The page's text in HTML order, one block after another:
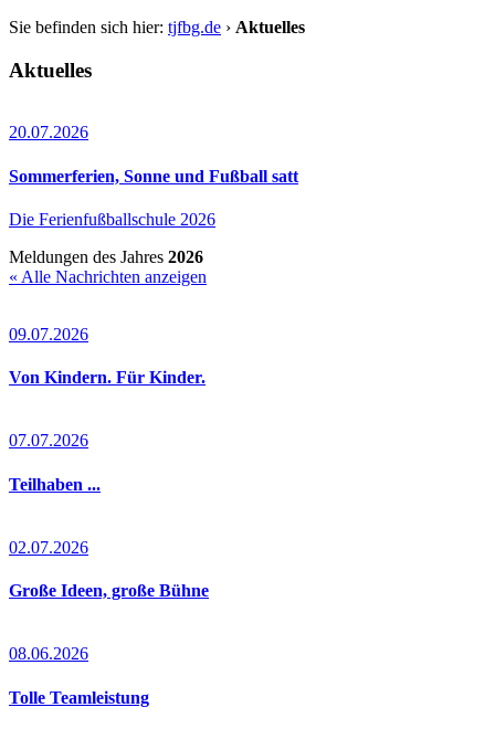
Sie befinden sich hier: tjfbg.de › Aktuelles
Aktuelles
20.07.2026
Sommerferien, Sonne und Fußball satt
Die Ferienfußballschule 2026
Meldungen des Jahres 2026
« Alle Nachrichten anzeigen
09.07.2026
Von Kindern. Für Kinder.
07.07.2026
Teilhaben ...
02.07.2026
Große Ideen, große Bühne
08.06.2026
Tolle Teamleistung